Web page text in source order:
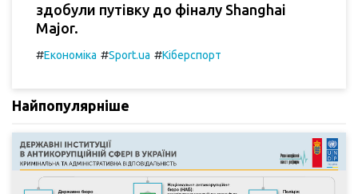
здобули путівку до фіналу Shanghai
Major.
#Економіка #Sport.ua #Кіберспорт
Найпопулярніше